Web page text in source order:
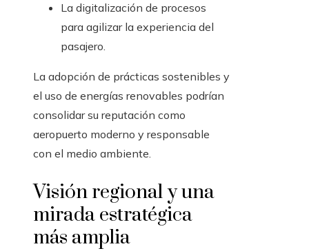
La digitalización de procesos
para agilizar la experiencia del
pasajero.
La adopción de prácticas sostenibles y
el uso de energías renovables podrían
consolidar su reputación como
aeropuerto moderno y responsable
con el medio ambiente.
Visión regional y una
mirada estratégica
más amplia